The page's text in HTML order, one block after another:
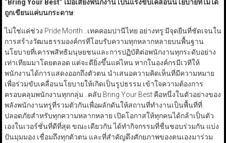
“Bring Your Best” เมื่อเสียงพนักงาน เป็นแรงขับเคลื่อนนโยบายที่ไม่ได้
ถูกเขียนแค่บนกระดาษ
ไม่ใช่แค่ช่วง Pride Month…เทคคอมปานีไทย อย่างทรู มีจุดยืนที่ชัดเจนใน
การสร้างวัฒนธรรมองค์กรที่โอบรับความทุกหลากหลายบนพื้นฐาน
นโยบายที่เคารพสิทธิมนุษยชนและการปฏิบัติต่อพนักงานทุกระดับอย่าง
เท่าเทียมมาโดยตลอด แต่จะดียิ่งขึ้นแค่ไหน หากในองค์กรมีเวทีให้
พนักงานได้การแสดงออกถึงตัวตน นำเสนอความคิดเห็นที่มีความหมาย
เพื่อร่วมขับเคลื่อนนโยบายให้เกิดเป็นรูปธรรม เข้าใจความต้องการ
ครอบคลุมพนักงานทุกกลุ่ม…คลับ Bring Your Best คือหนึ่งในตัวอย่างของ
พลังพนักงานทรูที่รวมตัวกันเพื่อผลักดันให้สถานที่ทำงานเป็นพื้นที่ที่
ปลอดภัยสำหรับทุกความหลากหลาย เปิดโอกาสให้ทุกคนได้กล้าเป็นตัว
เองในเวอร์ชั่นที่ดีที่สุด ขณะเดียวกัน ได้ทำกิจกรรมที่ชื่นชอบร่วมกัน แบ่ง
ปันมุมมอง เชื่อมถึงทุกตัวตน และที่สำคัญดึงศักยภาพของตนเองมาร่วม